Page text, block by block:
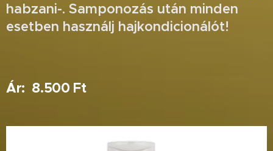
habzani-. Samponozás után minden
esetben használj hajkondicionálót!
Ár: 8.500 Ft